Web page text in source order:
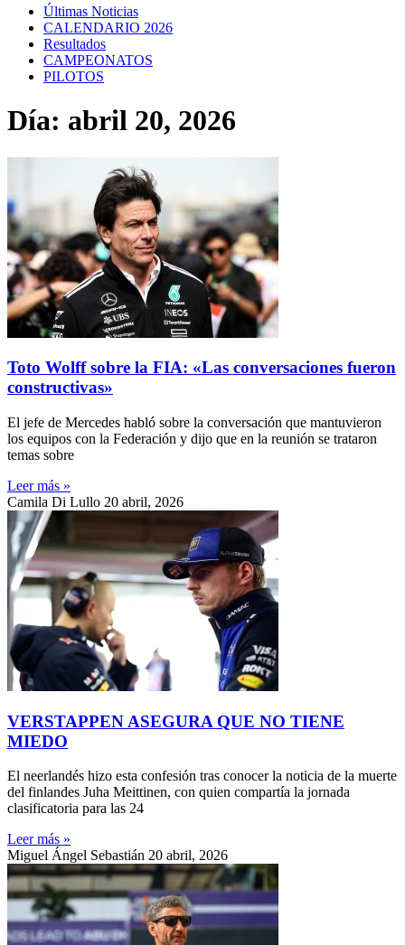
Últimas Noticias
CALENDARIO 2026
Resultados
CAMPEONATOS
PILOTOS
Día: abril 20, 2026
Toto Wolff sobre la FIA: «Las conversaciones fueron
constructivas»
El jefe de Mercedes habló sobre la conversación que mantuvieron
los equipos con la Federación y dijo que en la reunión se trataron
temas sobre
Leer más »
Camila Di Lullo 20 abril, 2026
VERSTAPPEN ASEGURA QUE NO TIENE
MIEDO
El neerlandés hizo esta confesión tras conocer la noticia de la muerte
del finlandes Juha Meittinen, con quien compartía la jornada
clasificatoria para las 24
Leer más »
Miguel Ángel Sebastián 20 abril, 2026